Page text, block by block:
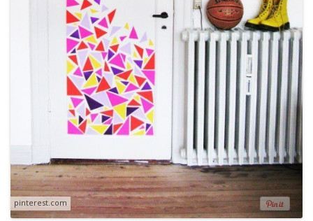
pinterest.com